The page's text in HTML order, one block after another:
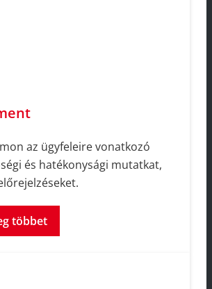
az ügyfeleire vonatkozó
és hatékonysági mutatkat,
többet